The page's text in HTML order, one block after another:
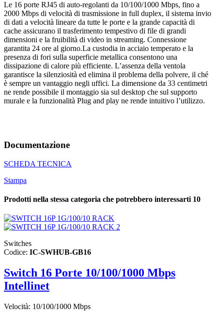
Le 16 porte RJ45 di auto-regolanti da 10/100/1000 Mbps, fino a
2000 Mbps di velocità di trasmissione in full duplex, il sistema invio
di dati a velocità lineare da tutte le porte e la grande capacità di
cache assicurano il trasferimento tempestivo di file di grandi
dimensioni e la fruibilità di video in streaming. Connessione
garantita 24 ore al giorno.La custodia in acciaio temperato e la
presenza di fori sulla superficie metallica consentono una
dissipazione di calore più efficiente. L’assenza della ventola
garantisce la silenziosità ed elimina il problema della polvere, il ché
è sempre un vantaggio negli uffici. La dimensione da 33 centimetri
ne rende possibile il montaggio sia sul desktop che sul supporto
murale e la funzionalità Plug and play ne rende intuitivo l’utilizzo.
Documentazione
SCHEDA TECNICA
Stampa
Prodotti nella stessa categoria che potrebbero interessarti 10
Switches
Codice: IC-SWHUB-GB16
Switch 16 Porte 10/100/1000 Mbps
Intellinet
Velocità: 10/100/1000 Mbps